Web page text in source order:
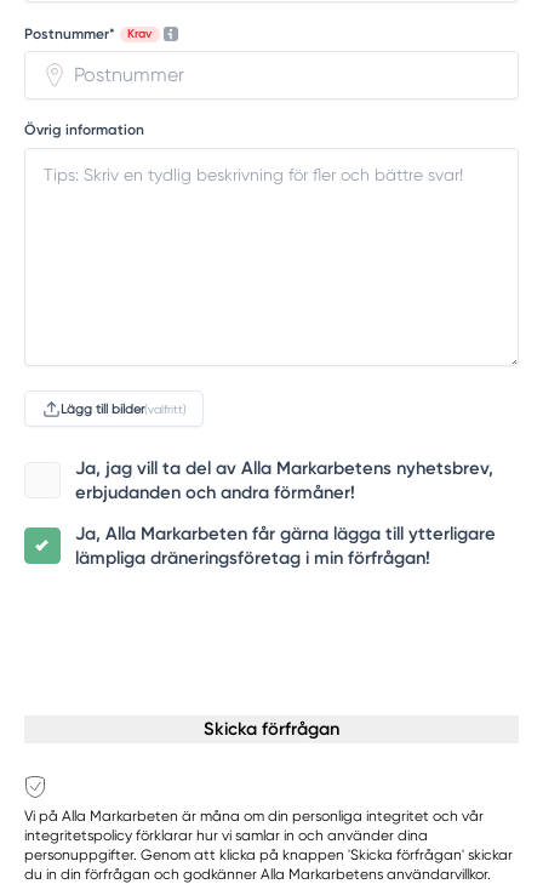
Postnummer* Krav
Övrig information
Lägg till bilder(valfritt)
Ja, jag vill ta del av Alla Markarbetens nyhetsbrev,
erbjudanden och andra förmåner!
Ja, Alla Markarbeten får gärna lägga till ytterligare
lämpliga dräneringsföretag i min förfrågan!
Skicka förfrågan
Vi på Alla Markarbeten är måna om din personliga integritet och vår
integritetspolicy förklarar hur vi samlar in och använder dina
personuppgifter. Genom att klicka på knappen 'Skicka förfrågan' skickar
du in din förfrågan och godkänner Alla Markarbetens användarvillkor.